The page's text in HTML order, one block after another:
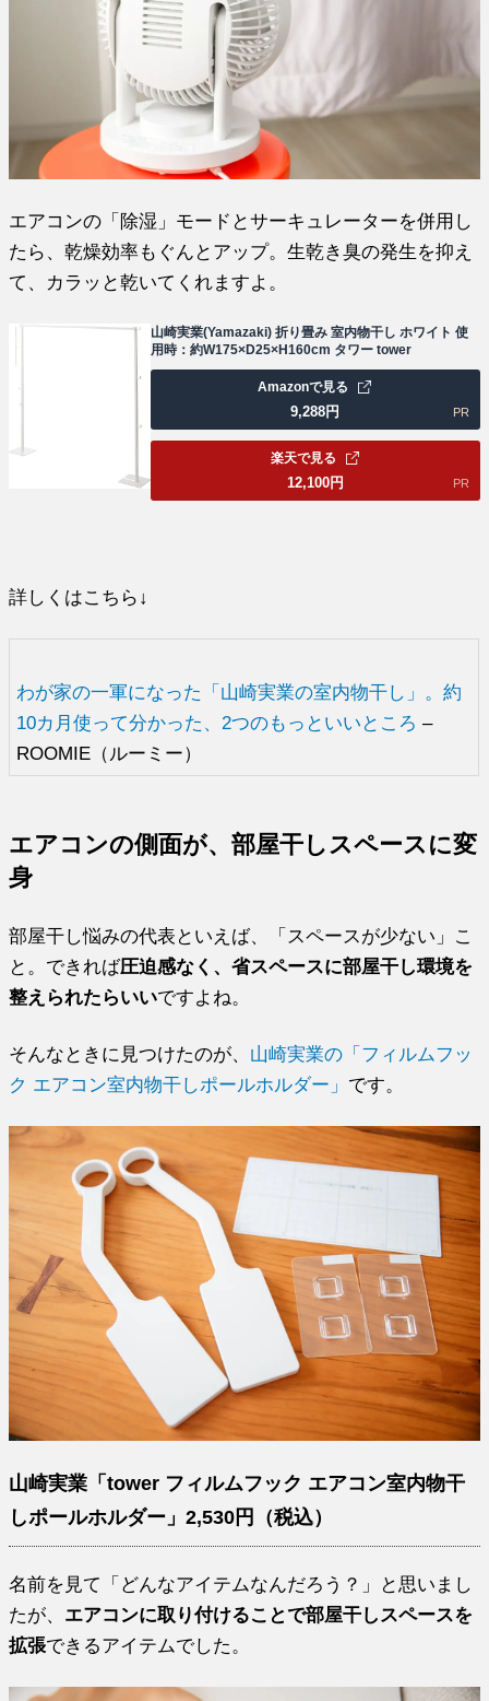
エアコンの「除湿」モードとサーキュレーターを併用し
たら、乾燥効率もぐんとアップ。生乾き臭の発生を抑え
て、カラッと乾いてくれますよ。
山崎実業(Yamazaki) 折り畳み 室内物干し ホワイト 使
用時：約W175×D25×H160cm タワー tower
9,288円
Amazonで見る
PR
12,100円
楽天で見る
PR
詳しくはこちら↓
わが家の一軍になった「山崎実業の室内物干し」。約
10カ月使って分かった、2つのもっといいところ –
ROOMIE（ルーミー）
エアコンの側面が、部屋干しスペースに変
身
部屋干し悩みの代表といえば、「スペースが少ない」こ
と。できれば圧迫感なく、省スペースに部屋干し環境を
整えられたらいいですよね。
そんなときに見つけたのが、 山崎実業の「フィルムフッ
ク エアコン室内物干しポールホルダー」 です。
山崎実業「tower フィルムフック エアコン室内物干
しポールホルダー」2,530円（税込）
名前を見て「どんなアイテムなんだろう？」と思いまし
たが、 エアコンに取り付けることで部屋干しスペースを
拡張できるアイテムでした。